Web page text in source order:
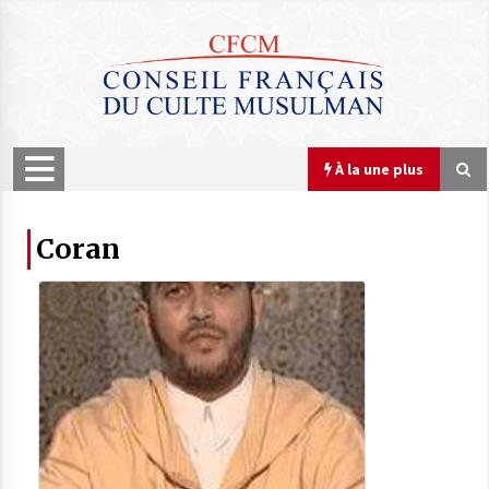
À la une plus
COMMUNIQUÉ : Le Nouvel An hégirien
1448 débute Mardi 16 juin 2026
15 juin 2026
COMMUNIQUÉ : Le CFCM rejette les
propos scandaleux du député RN Julien
Odoul.
22 avril 2026
Coran